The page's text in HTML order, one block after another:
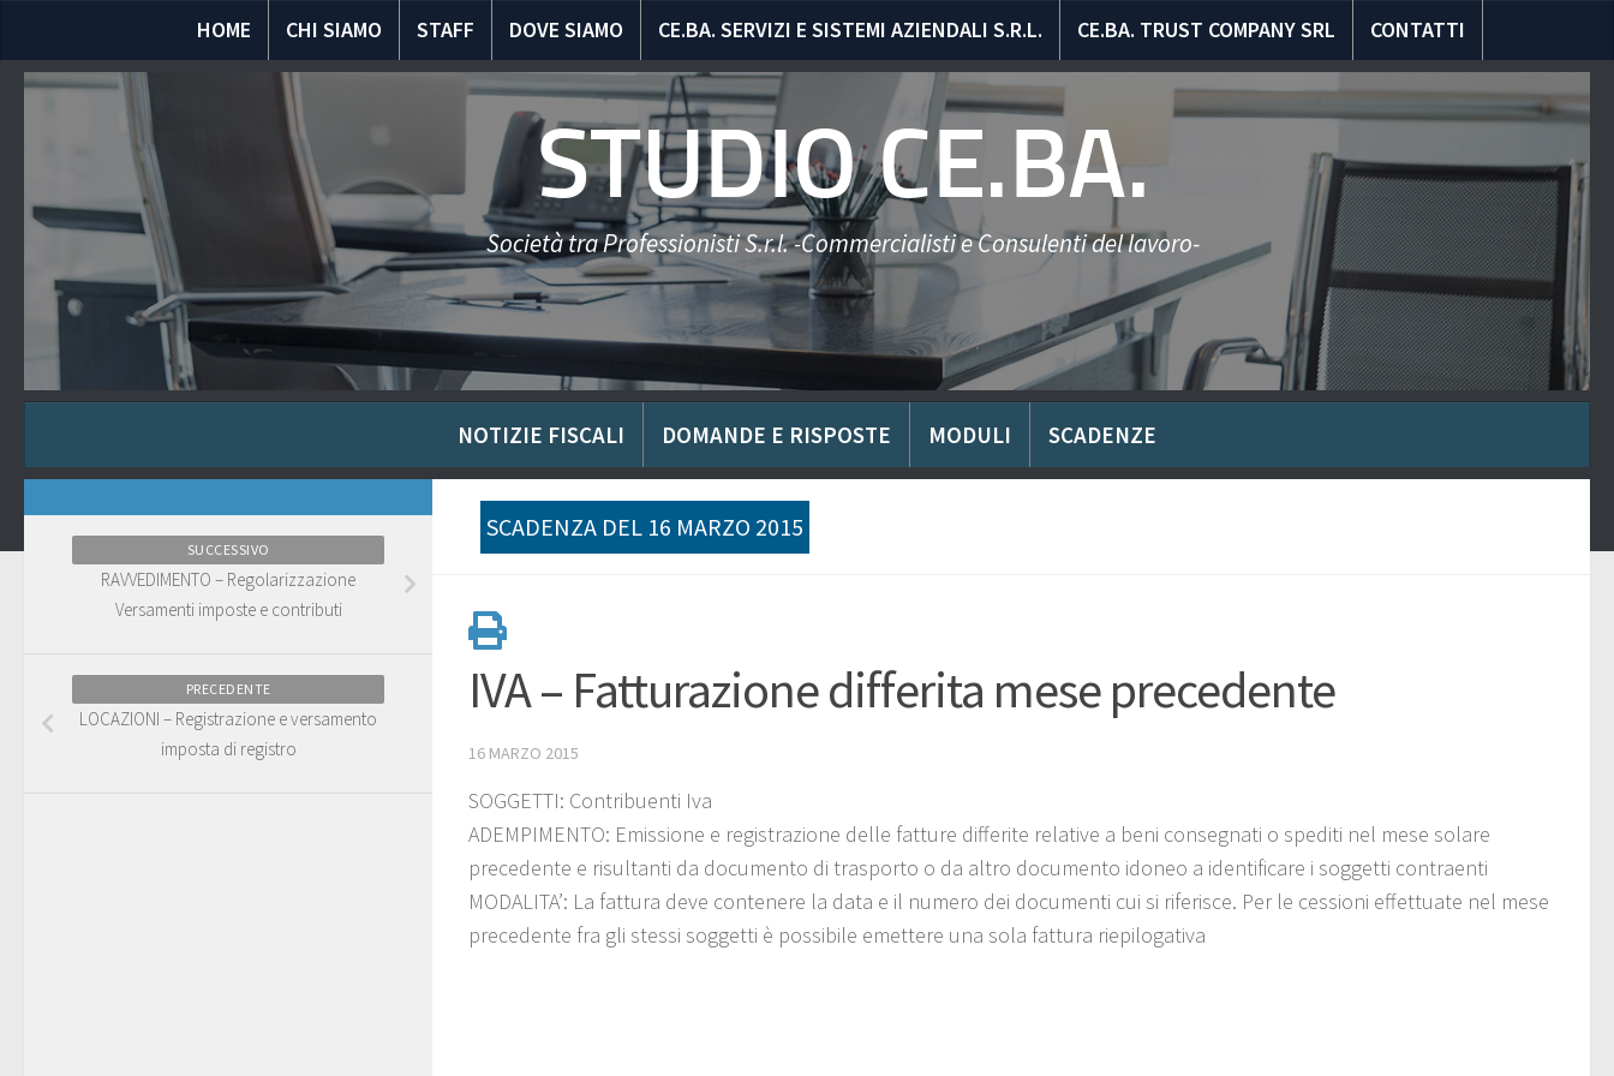
HOME CHI SIAMO STAFF DOVE SIAMO CE.BA. SERVIZI E SISTEMI AZIENDALI S.R.L. CE.BA. TRUST COMPANY SRL CONTATTI
STUDIO CE.BA.
Società tra Professionisti S.r.l. -Commercialisti e Consulenti del lavoro-
NOTIZIE FISCALI DOMANDE E RISPOSTE MODULI SCADENZE
SCADENZA DEL 16 MARZO 2015
IVA – Fatturazione differita mese precedente
16 MARZO 2015
SOGGETTI: Contribuenti Iva
ADEMPIMENTO: Emissione e registrazione delle fatture differite relative a beni consegnati o spediti nel mese solare
precedente e risultanti da documento di trasporto o da altro documento idoneo a identificare i soggetti contraenti
MODALITA’: La fattura deve contenere la data e il numero dei documenti cui si riferisce. Per le cessioni effettuate nel mese
precedente fra gli stessi soggetti è possibile emettere una sola fattura riepilogativa
SUCCESSIVO
RAVVEDIMENTO – Regolarizzazione
Versamenti imposte e contributi
PRECEDENTE
LOCAZIONI – Registrazione e versamento
imposta di registro